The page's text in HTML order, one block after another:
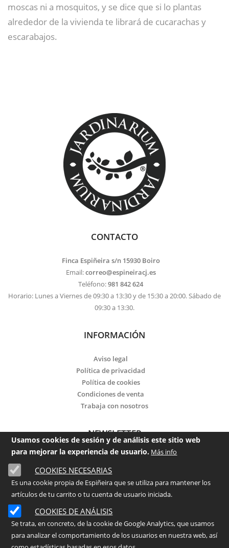
moscas ni a mosquitos, y se dice que si lo plantas
alrededor de la vivienda te librará de cucarachas y
escarabajos.
CONTACTO
Finca Espiñeira s/n 15930 Boiro
Email:correo@espineiracj.es
Teléfono:981 842 624
Horario: Lunes a Viernes de 09:30 a 13:30 y de 15:30 a 20:00. Sábado de
09:30 a 13:30.
INFORMACIÓN
Aviso legal
Política de privacidad
Política de cookies
Condiciones de venta
Trabaja con nosotros
NEWSLETTER
Email
He leído y acepto lapolítica de privacidad
©2026 - ESPIÑEIRA Centro de Jardinería
Usamos cookies de sesión y de análisis este sitio web
para mejorar la experiencia de usuario. Más info
COOKIES NECESARIAS
Es una cookie propia de Espiñeira que se utiliza para mantener los
artículos de tu carrito o tu cuenta de usuario iniciada.
COOKIES DE ANÁLISIS
Se trata, en concreto, de la cookie de Google Analytics, que usamos
para analizar el comportamiento de los usuarios en nuestra web, así